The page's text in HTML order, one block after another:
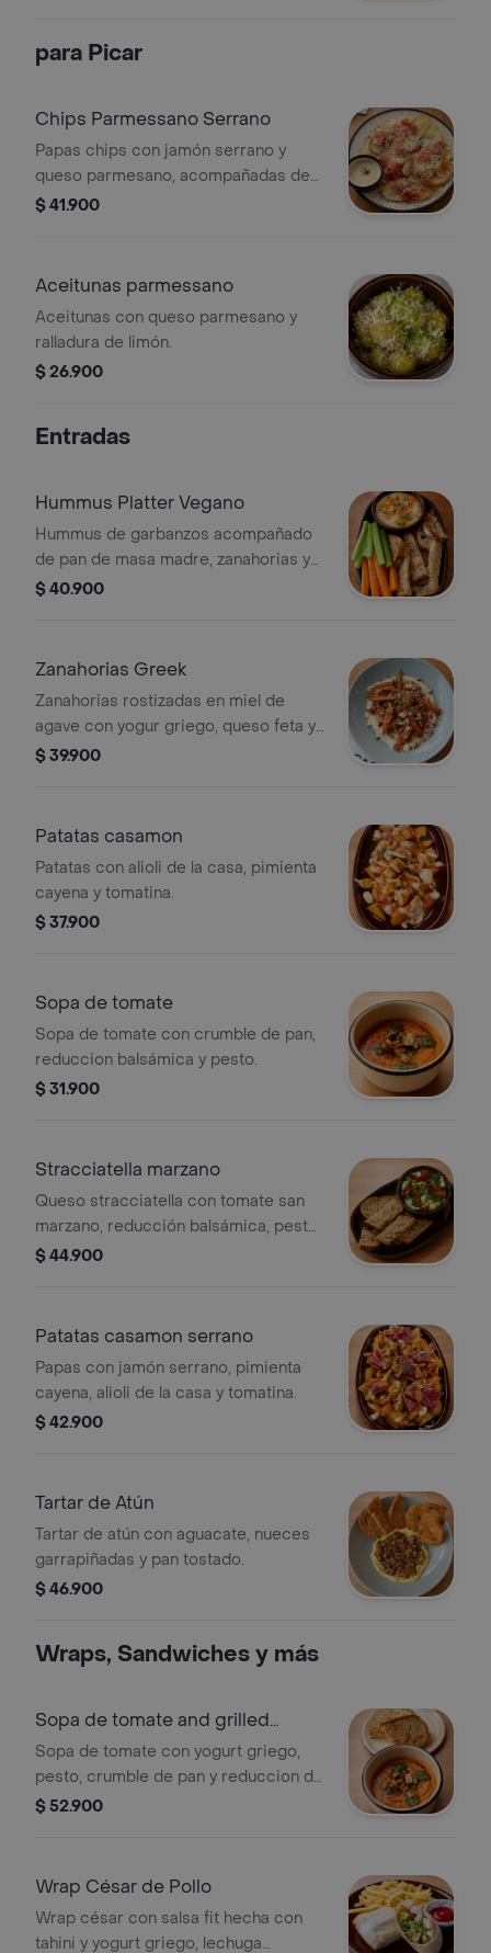
para Picar
Chips Parmessano Serrano
Papas chips con jamón serrano y
queso parmesano, acompañadas de
alioli de la casa.
$ 41.900
Aceitunas parmessano
Aceitunas con queso parmesano y
ralladura de limón.
$ 26.900
Entradas
Hummus Platter Vegano
Hummus de garbanzos acompañado
de pan de masa madre, zanahorias y
apio.
$ 40.900
Zanahorias Greek
Zanahorias rostizadas en miel de
agave con yogur griego, queso feta y
crumble de nueces.
$ 39.900
Patatas casamon
Patatas con alioli de la casa, pimienta
cayena y tomatina.
$ 37.900
Sopa de tomate
Sopa de tomate con crumble de pan,
reduccion balsámica y pesto.
$ 31.900
Stracciatella marzano
Queso stracciatella con tomate san
marzano, reducción balsámica, pesto
y pan de masa madre tostado.
$ 44.900
Patatas casamon serrano
Papas con jamón serrano, pimienta
cayena, alioli de la casa y tomatina.
$ 42.900
Tartar de Atún
Tartar de atún con aguacate, nueces
garrapiñadas y pan tostado.
$ 46.900
Wraps, Sandwiches y más
Sopa de tomate and grilled
cheese
Sopa de tomate con yogurt griego,
pesto, crumble de pan y reduccion de
balsamico con sandwich de queso
$ 52.900
Wrap César de Pollo
Wrap césar con salsa fit hecha con
tahini y yogurt griego, lechuga